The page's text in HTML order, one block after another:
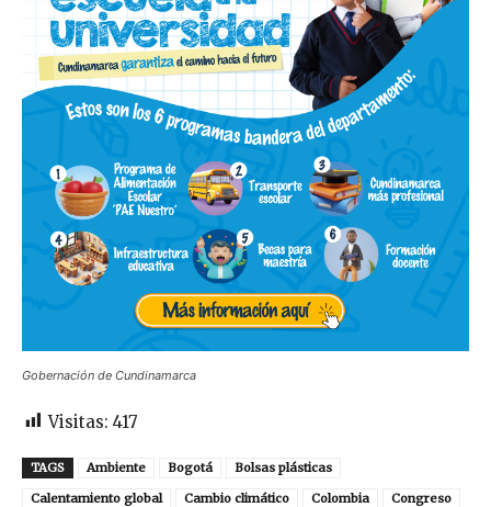
Gobernación de Cundinamarca
Visitas: 417
TAGS Ambiente Bogotá
Bolsas plásticas
Calentamiento global
Cambio climático Colombia
Congreso